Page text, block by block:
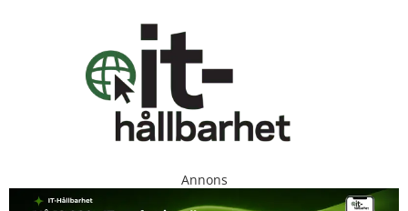
Annons